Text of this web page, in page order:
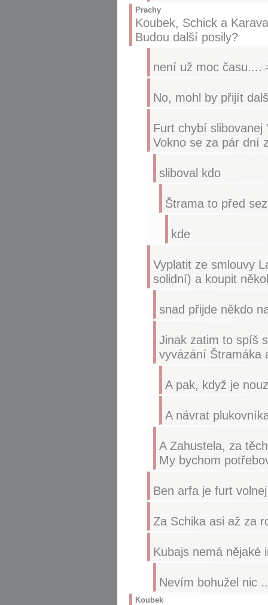
Prachy
Koubek, Schick a
Budou další posily?
není už moc času....
No, mohl by přijít
Furt chybí slibovanej
Vokno se za pár dní
sliboval kdo
Štrama to před
kde
Vyplatit ze smlouvy
solidní) a koupit
snad přijde někdo
Jinak zatim to spíš
vyvázání Štramáka
A pak, když je
A návrat
A Zahustela, za
My bychom
Ben arfa je furt
Za Schika asi až za
Kubajs nemá nějaké
Nevím bohužel nic ..
Koubek